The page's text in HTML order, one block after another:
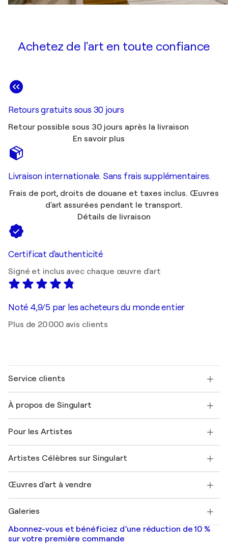
Achetez de l'art en toute confiance
Retours gratuits sous 30 jours
Retour possible sous 30 jours après la livraison
En savoir plus
Livraison internationale. Sans frais supplémentaires.
Frais de port, droits de douane et taxes inclus. Œuvres
d'art assurées pendant le transport.
Détails de livraison
Certificat d'authenticité
Signé et inclus avec chaque œuvre d'art
Noté 4,9/5 par les acheteurs du monde entier
Plus de 20 000 avis clients
Service clients
Expédition
Offrir une carte cadeau
Rejoignez notre programme commercial
Mon compte
+33 1 76 44 06 42
À propos de Singulart
FAQ
Magazine Singulart
Emplois
Découvrez une sélection d'art original
Pour les Artistes
Se connecter en tant qu'Artiste
Artistes Célèbres sur Singulart
Marc Chagall
Banksy
Mr. Brainwash
Shepard Fairey
Œuvres d'art à vendre
Tableaux abstraits à vendre
Peintures de paysage
Estampes
Galeries
Galeries d'art en France
Galeries d'art en Belgique
Abonnez-vous et bénéficiez d’une réduction de 10 %
sur votre première commande